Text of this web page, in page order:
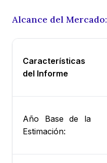
Alcance del Mercado:
Características
del Informe
Año Base de la
Estimación: